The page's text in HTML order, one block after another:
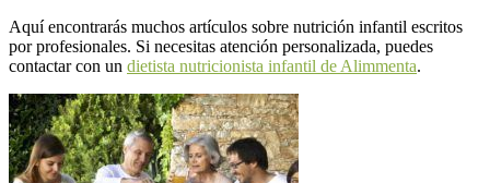
Aquí encontrarás muchos artículos sobre nutrición infantil escritos
por profesionales. Si necesitas atención personalizada, puedes
contactar con un dietista nutricionista infantil de Alimmenta.